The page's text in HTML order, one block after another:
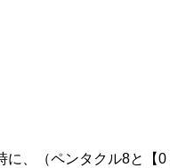
、（ペンタクル8と【